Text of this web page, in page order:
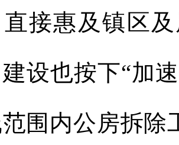
接惠及镇区
设也按下“加
围内公房拆除